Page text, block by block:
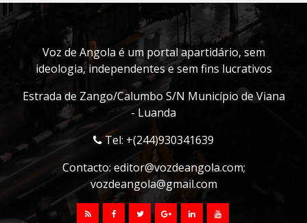
Voz de Angola é um portal apartidário, sem
ideologia, independentes e sem fins lucrativos
Estrada de Zango/Calumbo S/N Município de Viana
- Luanda
Tel: +(244)930341639
Contacto:editor@vozdeangola.com;
vozdeangola@gmail.com